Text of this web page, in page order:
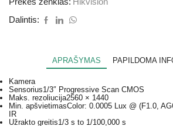
Dalintis:
APRAŠYMAS PAPILDOMA
Kamera
Sensorius1/3″ Progressive Scan CMOS
Maks. rezoliucija2560 × 1440
Min. apšvietimasColor: 0.0005 Lux @ (F1.0,
IR
Užrakto greitis1/3 s to 1/100,000 s